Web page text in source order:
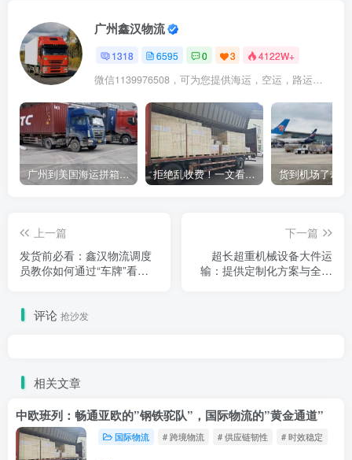
广州鑫汉物流
1318 6595 0 3 4122W+
微信1139976508，可为您提供海运，空运，路运，铁路运输
广州到美国海运拼箱多少钱？2024年最新运费构成+隐藏费用避坑指南 拒绝乱收费！一文看懂中国货代计费套路，教你避开所有隐形坑
上一篇
发货前必看：鑫汉物流调度
员教你如何通过“车牌”看穿
下一篇
超长超重机械设备大件运
输：提供定制化方案与全程
评论 抢沙发
相关文章
中欧班列：畅通亚欧的”钢铁驼队”，国际物流的”黄金通道”
国际物流 # 跨境物流 # 供应链韧性 # 时效稳定